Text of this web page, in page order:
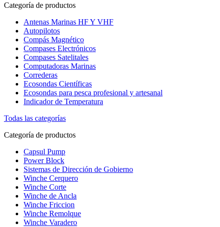
Categoría de productos
Antenas Marinas HF Y VHF
Autopilotos
Compás Magnético
Compases Electrónicos
Compases Satelitales
Computadoras Marinas
Correderas
Ecosondas Científicas
Ecosondas para pesca profesional y artesanal
Indicador de Temperatura
Todas las categorías
Categoría de productos
Capsul Pump
Power Block
Sistemas de Dirección de Gobierno
Winche Cerquero
Winche Corte
Winche de Ancla
Winche Friccion
Winche Remolque
Winche Varadero